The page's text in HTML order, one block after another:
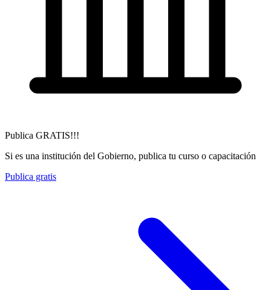
Publica GRATIS!!!
Si es una institución del Gobierno, publica tu curso o capacitación
Publica gratis